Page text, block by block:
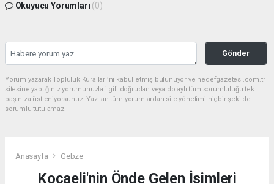
Okuyucu Yorumları (0)
Gönder
Yorum yazarak Topluluk Kuralları’nı kabul etmiş bulunuyor ve hedefgazetesi.com.tr
sitesine yaptığınız yorumunuzla ilgili doğrudan veya dolaylı tüm sorumluluğu tek
başınıza üstleniyorsunuz. Yazılan tüm yorumlardan site yönetimi hiçbir şekilde
sorumlu tutulamaz.
Anasayfa Gebze
Kocaeli'nin Önde Gelen İsimleri